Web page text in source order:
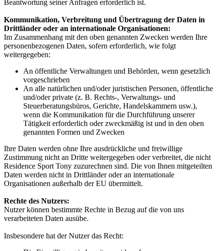
Beantwortung seiner Anfragen erforderlich ist.
Kommunikation, Verbreitung und Übertragung der Daten in
Drittländer oder an internationale Organisationen:
Im Zusammenhang mit den oben genannten Zwecken werden Ihre
personenbezogenen Daten, sofern erforderlich, wie folgt
weitergegeben:
An öffentliche Verwaltungen und Behörden, wenn gesetzlich
vorgeschrieben
An alle natürlichen und/oder juristischen Personen, öffentliche
und/oder private (z. B. Rechts-, Verwaltungs- und
Steuerberatungsbüros, Gerichte, Handelskammern usw.),
wenn die Kommunikation für die Durchführung unserer
Tätigkeit erforderlich oder zweckmäßig ist und in den oben
genannten Formen und Zwecken
Ihre Daten werden ohne Ihre ausdrückliche und freiwillige
Zustimmung nicht an Dritte weitergegeben oder verbreitet, die nicht
Residence Sport Tony zuzurechnen sind. Die von Ihnen mitgeteilten
Daten werden nicht in Drittländer oder an internationale
Organisationen außerhalb der EU übermittelt.
Rechte des Nutzers:
Nutzer können bestimmte Rechte in Bezug auf die von uns
verarbeiteten Daten ausübe.
Insbesondere hat der Nutzer das Recht: